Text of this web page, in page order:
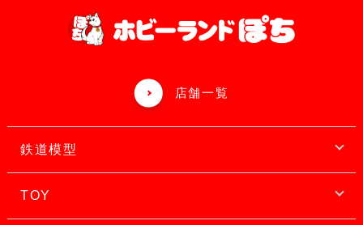
店舗一覧
鉄道模型
TOY